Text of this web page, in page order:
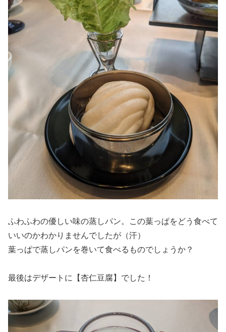
ふわふわの優しい味の蒸しパン。この葉っぱをどう食べて
いいのかわかりませんでしたが（汗）
葉っぱで蒸しパンを巻いて食べるものでしょうか？
最後はデザートに【杏仁豆腐】でした！